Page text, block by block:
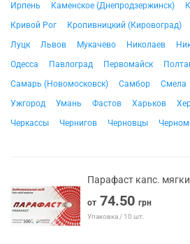
Ирпень
Каменское (Днепродзержинск)
Кривой Рог
Кропивницкий (Кировоград)
Луцк
Львов Мукачево Николаев
Одесса
Павлоград Первомайск
Самарь (Новомосковск)
Самбор Смела
Ужгород
Умань Фастов Харьков
Черкассы
Чернигов Черновцы
Парафаст капс.
от 74.50 грн
Упаковка / 10 шт.